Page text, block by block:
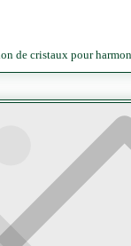
de cristaux pour